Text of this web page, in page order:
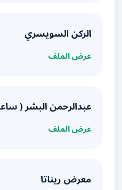
الركن السويسري
عرض الملف
عبدالرحمن البشر ( ساعات )
عرض الملف
معرض ريناتا